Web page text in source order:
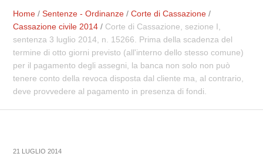
Home /Sentenze - Ordinanze /Corte di Cassazione /
Cassazione civile 2014 / Corte di Cassazione, sezione I,
sentenza 3 luglio 2014, n. 15266. Prima della scadenza del
termine di otto giorni previsto (all'interno dello stesso comune)
per il pagamento degli assegni, la banca non solo non può
tenere conto della revoca disposta dal cliente ma, al contrario,
deve provvedere al pagamento in presenza di fondi.
21 LUGLIO 2014